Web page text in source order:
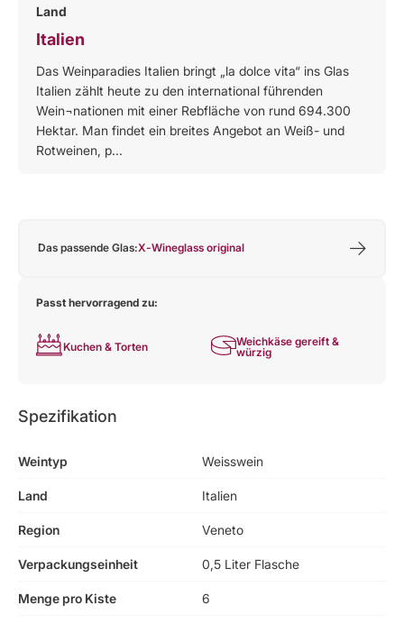
Land
Italien
Das Weinparadies Italien bringt „la dolce vita“ ins Glas
Italien zählt heute zu den international führenden
Wein¬nationen mit einer Rebfläche von rund 694.300
Hektar. Man findet ein breites Angebot an Weiß- und
Rotweinen, p...
Das passende Glas:X-Wineglass original
Passt hervorragend zu:
Kuchen & Torten
Weichkäse gereift &
würzig
Spezifikation
Weintyp Weisswein
Land Italien
Region Veneto
Verpackungseinheit 0,5 Liter Flasche
Menge pro Kiste 6